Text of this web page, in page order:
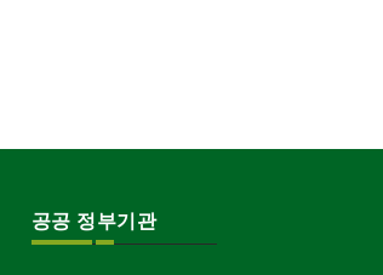
공공 정부기관